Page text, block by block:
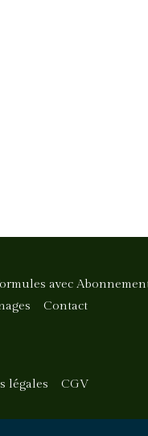
avec
Contact
légales CGV